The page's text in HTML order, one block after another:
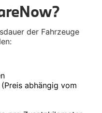
der Fahrzeuge
abhängig vom